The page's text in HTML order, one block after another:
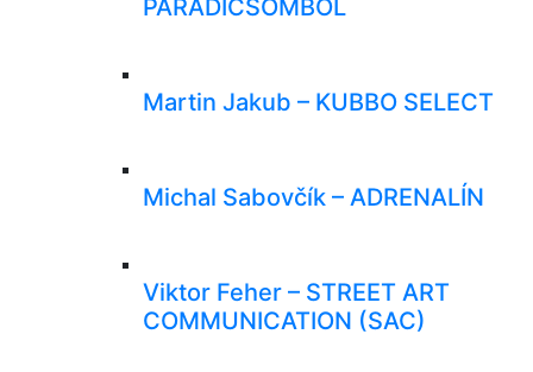
PARADICSOMBÓL
Martin Jakub – KUBBO SELECT
Michal Sabovčík – ADRENALÍN
Viktor Feher – STREET ART
COMMUNICATION (SAC)